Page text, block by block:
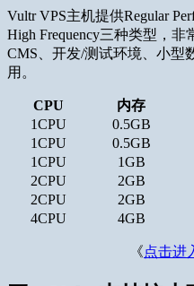
Vultr VPS主机提供Regular
High Frequency三种类型，非
CMS、开发/测试环境、小型
用。
CPU 内存
1CPU
0.5GB
1CPU
0.5GB
1CPU
1GB
2CPU
2GB
2CPU
2GB
4CPU
4GB
《点击进